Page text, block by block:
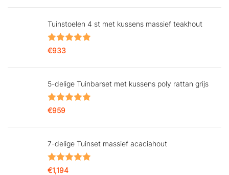
Tuinstoelen 4 st met kussens massief teakhout
Gewaardeerd
€933
5-delige Tuinbarset met kussens poly rattan grijs
Gewaardeerd
€959
7-delige Tuinset massief acaciahout
Gewaardeerd
€1,194